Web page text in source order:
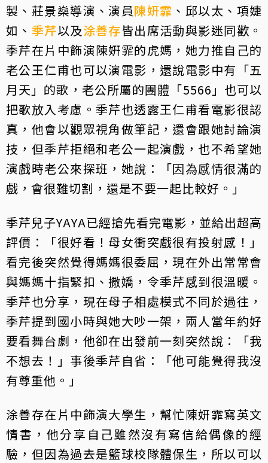
製、莊景燊導演、演員陳姸霏 、邱以太、項婕
如、 季芹以及涂善存皆出席活動與影迷同歡。
季芹在片中飾演陳姸霏的虎媽，她力推自己的
老公王仁甫也可以演電影，還說電影中有「五
月天」的歌，老公所屬的團體「5566」也可以
把歌放入考慮。季芹也透露王仁甫看電影很認
真，他會以觀眾視角做筆記，還會跟她討論演
技，但季芹拒絕和老公一起演戲，也不希望她
演戲時老公來探班，她說：「因為感情很滿的
戲，會很難切割，還是不要一起比較好。」
季芹兒子YAYA已經搶先看完電影，並給出超高
評價：「很好看！母女衝突戲很有投射感！」
看完後突然覺得媽媽很委屈，現在外出常常會
與媽媽十指緊扣、撒嬌，令季芹感到很溫暖。
季芹也分享，現在母子相處模式不同於過往，
季芹提到國小時與她大吵一架，兩人當年約好
要看舞台劇，他卻在出發前一刻突然說：「我
不想去！」事後季芹自省：「他可能覺得我沒
有尊重他。」
涂善存在片中飾演大學生，幫忙陳妍霏寫英文
情書，他分享自己雖然沒有寫信給偶像的經
驗，但因為過去是籃球校隊體保生，所以可以